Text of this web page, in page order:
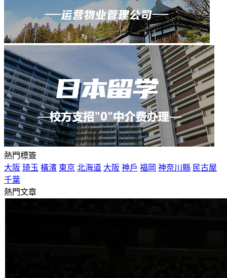
熱門標簽
大阪 琦玉 橫濱 東京 北海道 大阪 神戶 福岡 神奈川縣 民古屋
千葉
熱門文章